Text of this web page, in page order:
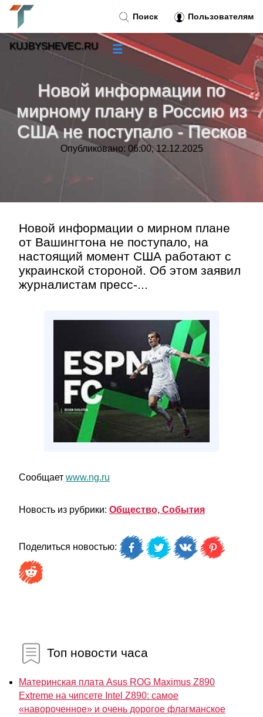
Новой информации по
мирному плану в Россию из
США не поступало - Песков
Опубликовано: 06:00, 12.12.2025
Новой информации о мирном плане
от Вашингтона не поступало, на
настоящий момент США работают с
украинской стороной. Об этом заявил
журналистам пресс-...
Сообщает www.ng.ru
Новость из рубрики: Общество, События
Поделиться новостью:
Топ новости часа
Материнская плата Asus ROG Maximus Z890
Extreme на чипсете Intel Z890: самое
«навороченное» и очень дорогое флагманское
Поиск Пользователям
KUJBYSHEVEC.RU ☰
Новости»
Тренды новостей »
Рубрики»
Контакт»